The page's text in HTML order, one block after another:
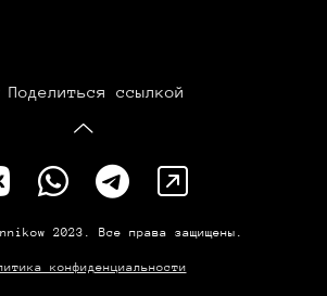
Поделиться ссылкой
2023. Все права защищены.
конфиденциальности